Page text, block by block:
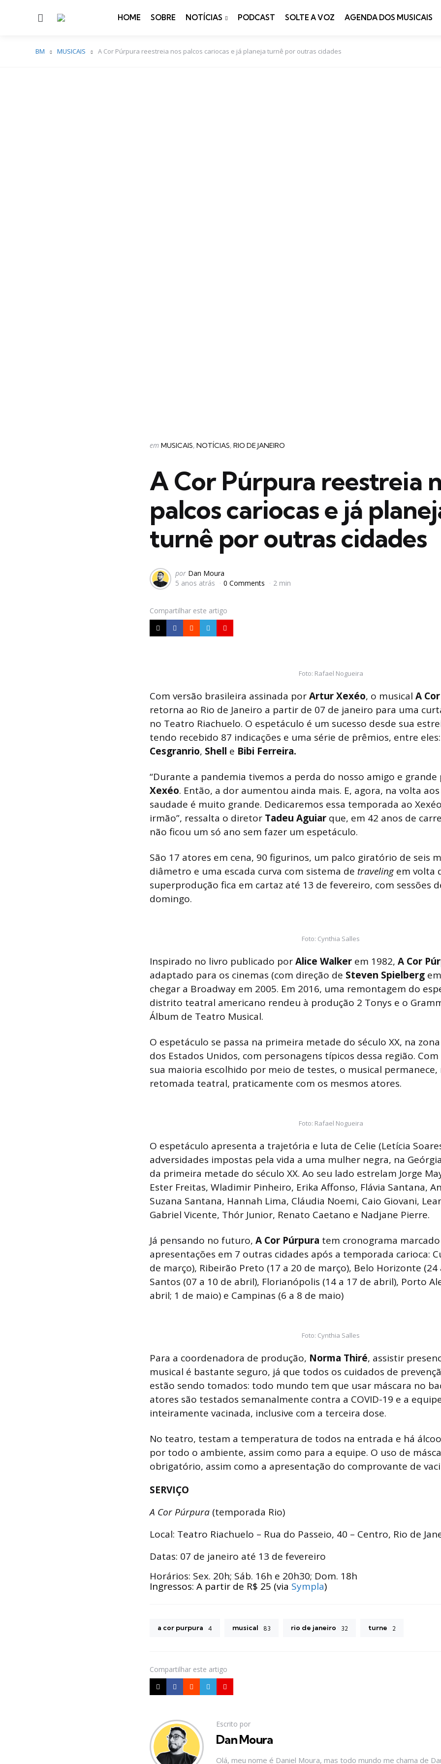
Menu HOME SOBRE NOTÍCIAS PODCAST SOLTE A VOZ AGENDA DOS MUSICAIS
BM MUSICAIS A Cor Púrpura reestreia nos palcos cariocas e já planeja turnê por outras cidades
Categorias
Postado
em MUSICAIS NOTÍCIAS RIO DE JANEIRO
A Cor Púrpura reestreia
palcos cariocas e já
turnê por outras cidades
Postado
por
por Dan Moura
5 anos atrás
0 Comments 2 min
Compartilhar este artigo
Foto: Rafael Nogueira
Com versão brasileira assinada porArturXexéo, o musical A
retorna ao Rio de Janeiro a partir de 07 de janeiro para uma
no Teatro Riachuelo. O espetáculo é um sucesso desde sua
tendo recebido 87 indicações e uma série de prêmios, entre eles:
Cesgranrio, Shell e Bibi Ferreira.
“Durante a pandemia tivemos a perda do nosso amigo e grande
Xexéo. Então, a dor aumentou ainda mais. E, agora, na volta
saudade é muito grande. Dedicaremos essa temporada ao
irmão”, ressalta o diretor Tadeu Aguiar que, em 42 anos de
não ficou um só ano sem fazer um espetáculo.
São 17 atores em cena, 90 figurinos, um palco giratório de seis
diâmetro e uma escada curva com sistema de travelingem volta
superprodução fica em cartaz até 13 de fevereiro, com sessões
domingo.
Foto: Cynthia Salles
Inspirado no livro publicado porAlice Walker em 1982, A Cor
adaptado para os cinemas (com direção de Steven Spielberg
chegar a Broadway em 2005. Em 2016, uma remontagem do
distrito teatral americano rendeu à produção 2 Tonys e o
Álbum de Teatro Musical.
O espetáculo se passa na primeira metade do século XX, na
dos Estados Unidos, com personagens típicos dessa região.
sua maioria escolhido por meio de testes, o musical permanece,
retomada teatral, praticamente com os mesmos atores.
Foto: Rafael Nogueira
O espetáculo apresenta a trajetória e luta de Celie (Letícia
adversidades impostas pela vida a uma mulher negra, na
da primeira metade do século XX. Ao seu lado estrelam Jorge
Ester Freitas, Wladimir Pinheiro, Erika Affonso, Flávia Santana,
Suzana Santana, Hannah Lima, Cláudia Noemi, Caio Giovani,
Gabriel Vicente, Thór Junior, Renato Caetano e Nadjane Pierre.
Já pensando no futuro, A Cor Púrpura tem cronograma
apresentações em 7 outras cidades após a temporada carioca:
de março), Ribeirão Preto (17 a 20 de março), Belo Horizonte (24
Santos (07 a 10 de abril), Florianópolis (14 a 17 de abril), Porto
abril; 1 de maio) e Campinas (6 a 8 de maio)
Foto: Cynthia Salles
Para a coordenadora de produção, Norma Thiré, assistir
musical é bastante seguro, já que todos os cuidados de
estão sendo tomados: todo mundo tem que usar máscara no
atores são testados semanalmente contra a COVID-19 e a
inteiramente vacinada, inclusive com a terceira dose.
No teatro, testam a temperatura de todos na entrada e há
por todo o ambiente, assim como para a equipe. O uso de
obrigatório, assim como a apresentação do comprovante de
SERVIÇO
A Cor Púrpura (temporada Rio)
Local: Teatro Riachuelo – Rua do Passeio, 40 – Centro, Rio de
Datas: 07 de janeiro até 13 de fevereiro
Horários: Sex. 20h; Sáb. 16h e 20h30; Dom. 18h
Ingressos: A partir de R$ 25 (via Sympla)
a cor purpura 4 musical 83 rio de janeiro 32 turne 2
Compartilhar este artigo
Escrito por
Dan Moura
Olá, meu nome é Daniel Moura, mas todo mundo me chama de